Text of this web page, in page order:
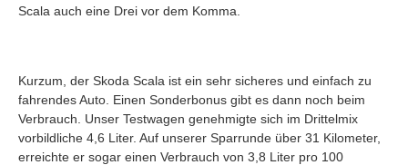
Scala auch eine Drei vor dem Komma.
Kurzum, der Skoda Scala ist ein sehr sicheres und einfach zu
fahrendes Auto. Einen Sonderbonus gibt es dann noch beim
Verbrauch. Unser Testwagen genehmigte sich im Drittelmix
vorbildliche 4,6 Liter. Auf unserer Sparrunde über 31 Kilometer,
erreichte er sogar einen Verbrauch von 3,8 Liter pro 100